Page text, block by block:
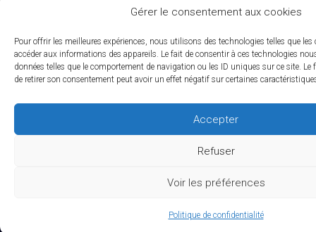
Gérer le consentement aux cookies
Pour offrir les meilleures expériences, nous utilisons des technologies telles que
accéder aux informations des appareils. Le fait de consentir à ces technologies
données telles que le comportement de navigation ou les ID uniques sur ce site. Le
de retirer son consentement peut avoir un effet négatif sur certaines
Accepter
Refuser
Voir les préférences
Politique de confidentialité
Evaluation clinique des DMs / Conseil règlementaire
Accès précoce / compassionnel
Biotech / Medtech
a été délivrée au titre